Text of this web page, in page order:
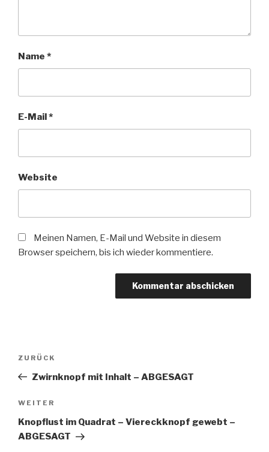
Name *
E-Mail*
Website
Meinen Namen, E-Mail und Website in diesem
Browser speichern, bis ich wieder kommentiere.
Beitrags-
Vorheriger
Beitrag
ZURÜCK
Zwirnknopf mit Inhalt – ABGESAGT
Nächster
Beitrag
WEITER
Knopflust im Quadrat – Viereckknopf gewebt –
ABGESAGT